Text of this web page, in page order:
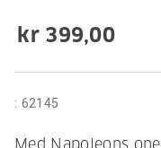
kr 399,00
: 62145